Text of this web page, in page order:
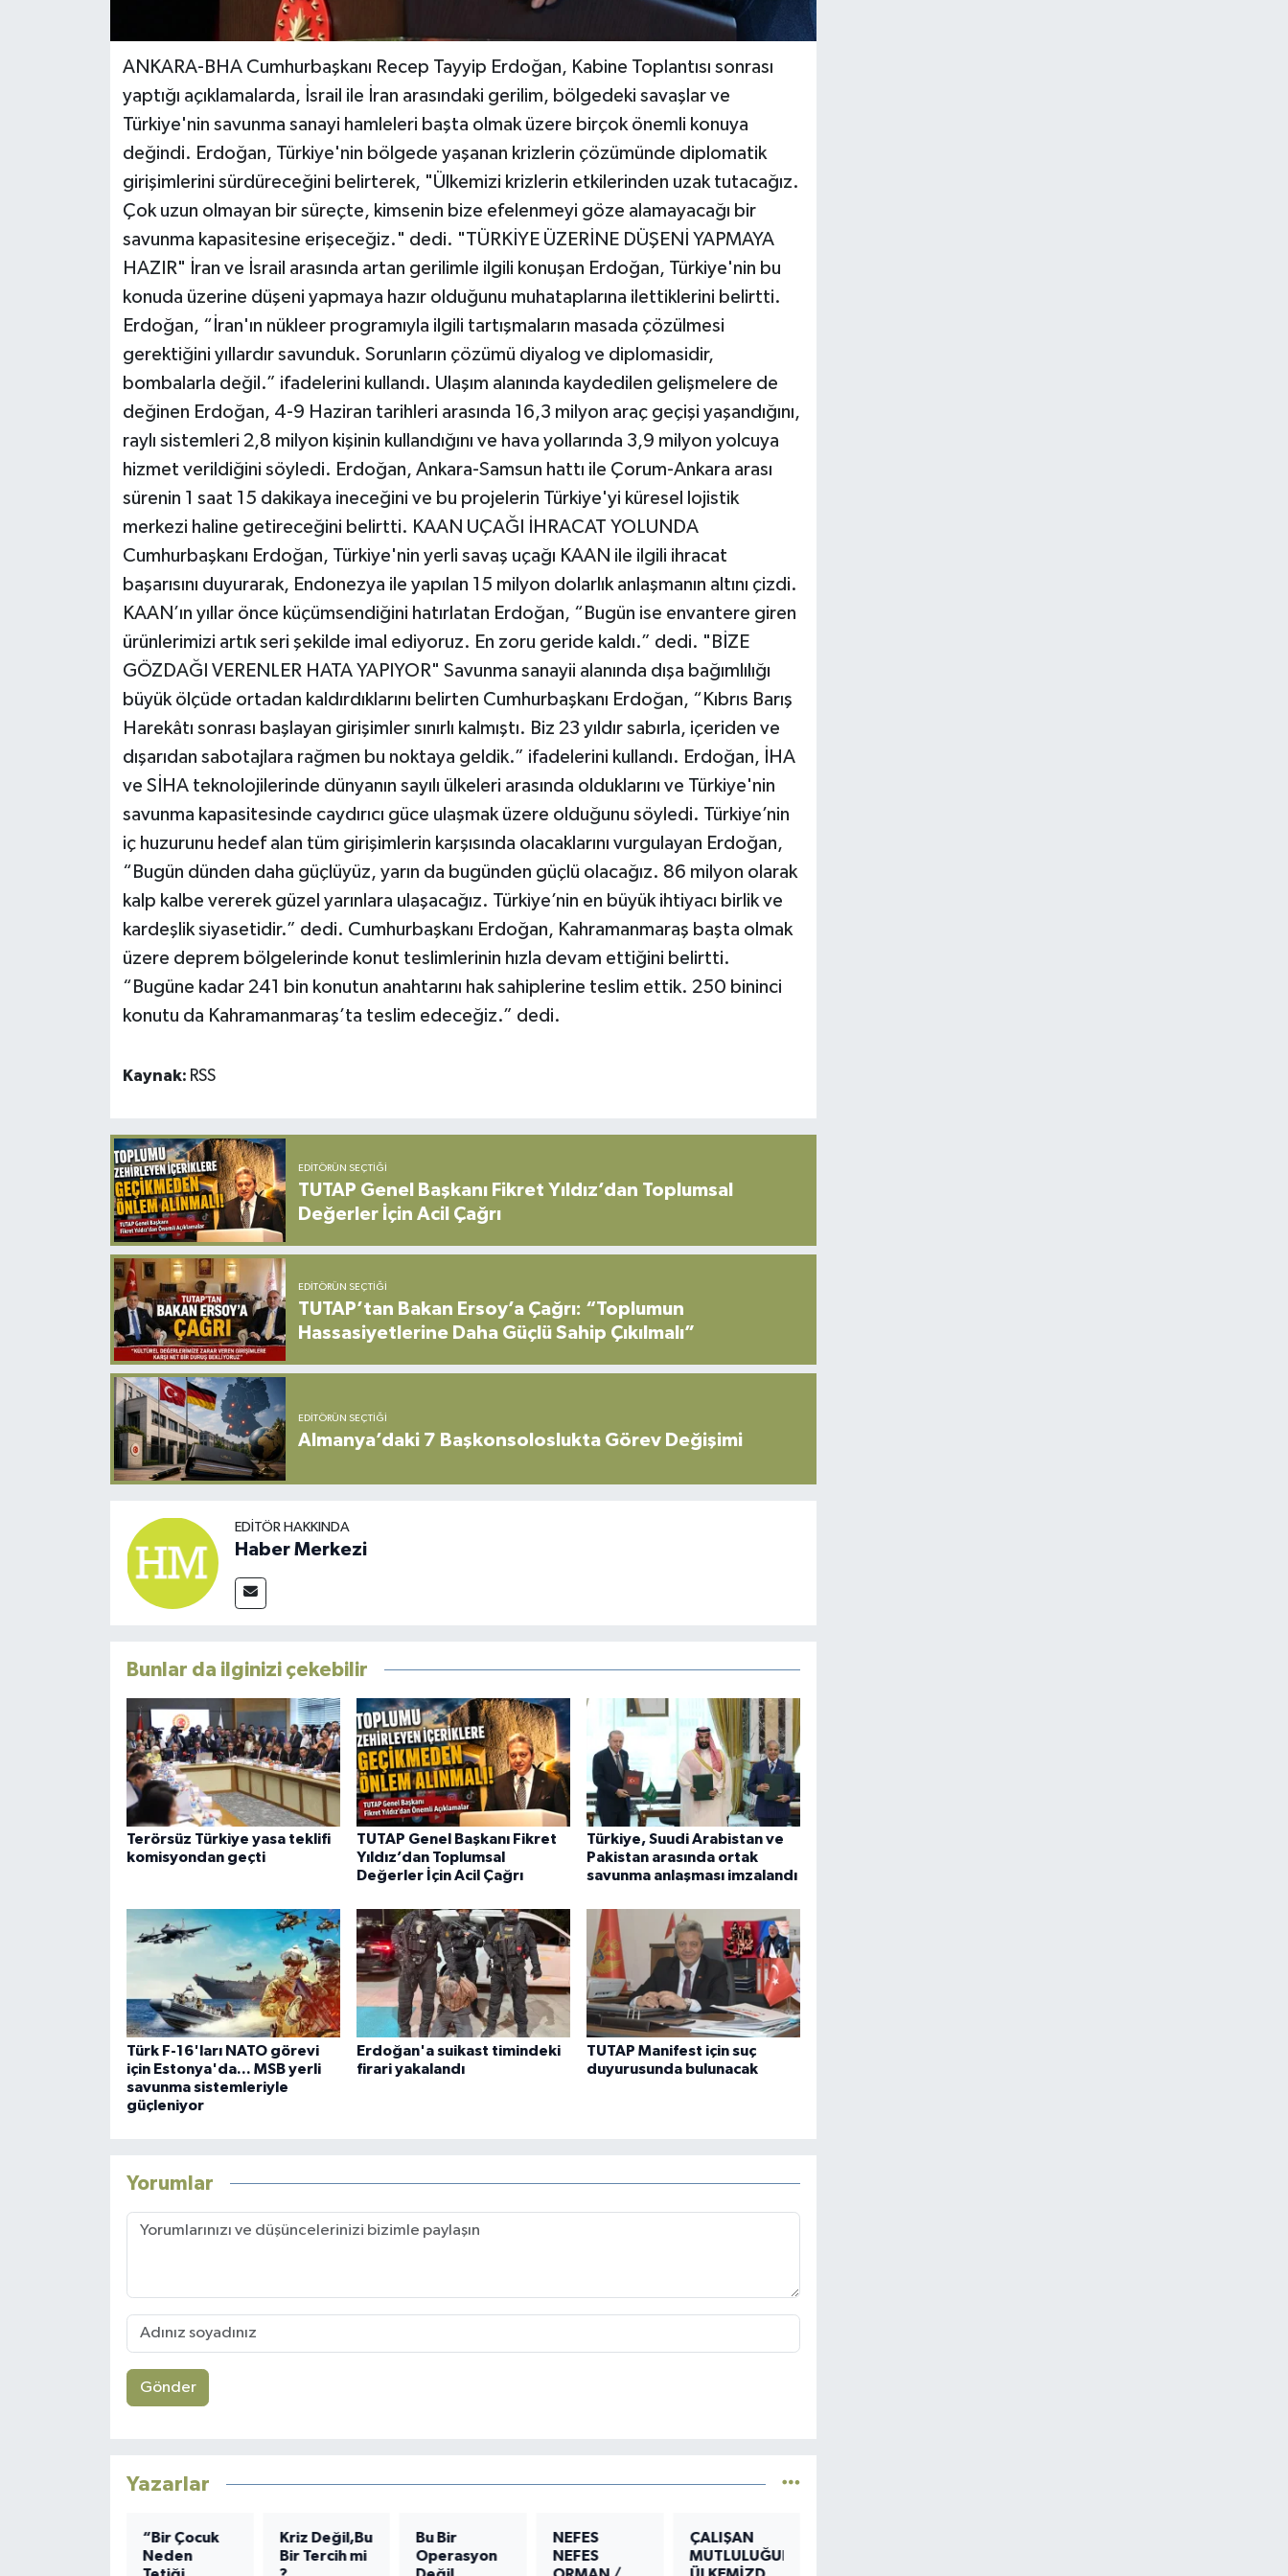
ANKARA-BHA Cumhurbaşkanı Recep Tayyip Erdoğan, Kabine Toplantısı sonrası
yaptığı açıklamalarda, İsrail ile İran arasındaki gerilim, bölgedeki savaşlar ve
Türkiye'nin savunma sanayi hamleleri başta olmak üzere birçok önemli konuya
değindi. Erdoğan, Türkiye'nin bölgede yaşanan krizlerin çözümünde diplomatik
girişimlerini sürdüreceğini belirterek, "Ülkemizi krizlerin etkilerinden uzak tutacağız.
Çok uzun olmayan bir süreçte, kimsenin bize efelenmeyi göze alamayacağı bir
savunma kapasitesine erişeceğiz." dedi. "TÜRKİYE ÜZERİNE DÜŞENİ YAPMAYA
HAZIR" İran ve İsrail arasında artan gerilimle ilgili konuşan Erdoğan, Türkiye'nin bu
konuda üzerine düşeni yapmaya hazır olduğunu muhataplarına ilettiklerini belirtti.
Erdoğan, “İran'ın nükleer programıyla ilgili tartışmaların masada çözülmesi
gerektiğini yıllardır savunduk. Sorunların çözümü diyalog ve diplomasidir,
bombalarla değil.” ifadelerini kullandı. Ulaşım alanında kaydedilen gelişmelere de
değinen Erdoğan, 4-9 Haziran tarihleri arasında 16,3 milyon araç geçişi yaşandığını,
raylı sistemleri 2,8 milyon kişinin kullandığını ve hava yollarında 3,9 milyon yolcuya
hizmet verildiğini söyledi. Erdoğan, Ankara-Samsun hattı ile Çorum-Ankara arası
sürenin 1 saat 15 dakikaya ineceğini ve bu projelerin Türkiye'yi küresel lojistik
merkezi haline getireceğini belirtti. KAAN UÇAĞI İHRACAT YOLUNDA
Cumhurbaşkanı Erdoğan, Türkiye'nin yerli savaş uçağı KAAN ile ilgili ihracat
başarısını duyurarak, Endonezya ile yapılan 15 milyon dolarlık anlaşmanın altını çizdi.
KAAN’ın yıllar önce küçümsendiğini hatırlatan Erdoğan, “Bugün ise envantere giren
ürünlerimizi artık seri şekilde imal ediyoruz. En zoru geride kaldı.” dedi. "BİZE
GÖZDAĞI VERENLER HATA YAPIYOR" Savunma sanayii alanında dışa bağımlılığı
büyük ölçüde ortadan kaldırdıklarını belirten Cumhurbaşkanı Erdoğan, “Kıbrıs Barış
Harekâtı sonrası başlayan girişimler sınırlı kalmıştı. Biz 23 yıldır sabırla, içeriden ve
dışarıdan sabotajlara rağmen bu noktaya geldik.” ifadelerini kullandı. Erdoğan, İHA
ve SİHA teknolojilerinde dünyanın sayılı ülkeleri arasında olduklarını ve Türkiye'nin
savunma kapasitesinde caydırıcı güce ulaşmak üzere olduğunu söyledi. Türkiye’nin
iç huzurunu hedef alan tüm girişimlerin karşısında olacaklarını vurgulayan Erdoğan,
“Bugün dünden daha güçlüyüz, yarın da bugünden güçlü olacağız. 86 milyon olarak
kalp kalbe vererek güzel yarınlara ulaşacağız. Türkiye’nin en büyük ihtiyacı birlik ve
kardeşlik siyasetidir.” dedi. Cumhurbaşkanı Erdoğan, Kahramanmaraş başta olmak
üzere deprem bölgelerinde konut teslimlerinin hızla devam ettiğini belirtti.
“Bugüne kadar 241 bin konutun anahtarını hak sahiplerine teslim ettik. 250 bininci
konutu da Kahramanmaraş’ta teslim edeceğiz.” dedi.
Kaynak: RSS
EDITÖRÜN SEÇTIĞI
TUTAP Genel Başkanı Fikret Yıldız’dan Toplumsal
Değerler İçin Acil Çağrı
EDITÖRÜN SEÇTIĞI
TUTAP’tan Bakan Ersoy’a Çağrı: “Toplumun
Hassasiyetlerine Daha Güçlü Sahip Çıkılmalı”
EDITÖRÜN SEÇTIĞI
Almanya’daki 7 Başkonsoloslukta Görev Değişimi
EDITÖR HAKKINDA
Haber Merkezi
Bunlar da ilginizi çekebilir
Terörsüz Türkiye yasa teklifi
komisyondan geçti
TUTAP Genel Başkanı Fikret
Yıldız’dan Toplumsal
Değerler İçin Acil Çağrı
Türkiye, Suudi Arabistan ve
Pakistan arasında ortak
savunma anlaşması imzalandı
Türk F-16'ları NATO görevi
için Estonya'da... MSB yerli
savunma sistemleriyle
güçleniyor
Erdoğan'a suikast timindeki
firari yakalandı
TUTAP Manifest için suç
duyurusunda bulunacak
Yorumlar
Gönder
Yazarlar
“Bir Çocuk
Neden
Kriz Değil,Bu
Bir Tercih mi
Bu Bir
Operasyon
NEFES
NEFES
ÇALIŞAN
MUTLULUĞUNA